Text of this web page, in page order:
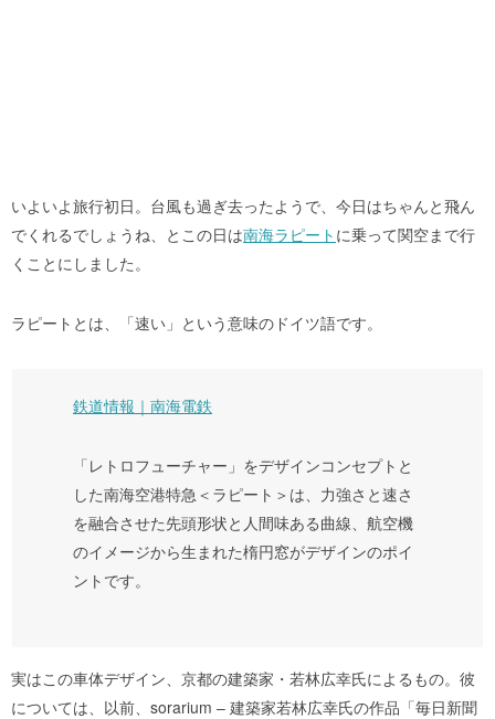
いよいよ旅行初日。台風も過ぎ去ったようで、今日はちゃんと飛ん
でくれるでしょうね、とこの日は南海ラピート に乗って関空まで行
くことにしました。
ラピートとは、「速い」という意味のドイツ語です。
鉄道情報｜南海電鉄
「レトロフューチャー」をデザインコンセプトと
した南海空港特急＜ラピート＞は、力強さと速さ
を融合させた先頭形状と人間味ある曲線、航空機
のイメージから生まれた楕円窓がデザインのポイ
ントです。
実はこの車体デザイン、京都の建築家・若林広幸氏によるもの。彼
については、以前、sorarium – 建築家若林広幸氏の作品「毎日新聞